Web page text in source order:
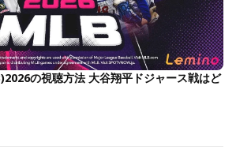
の視聴方法 大谷翔平ドジャース戦はど